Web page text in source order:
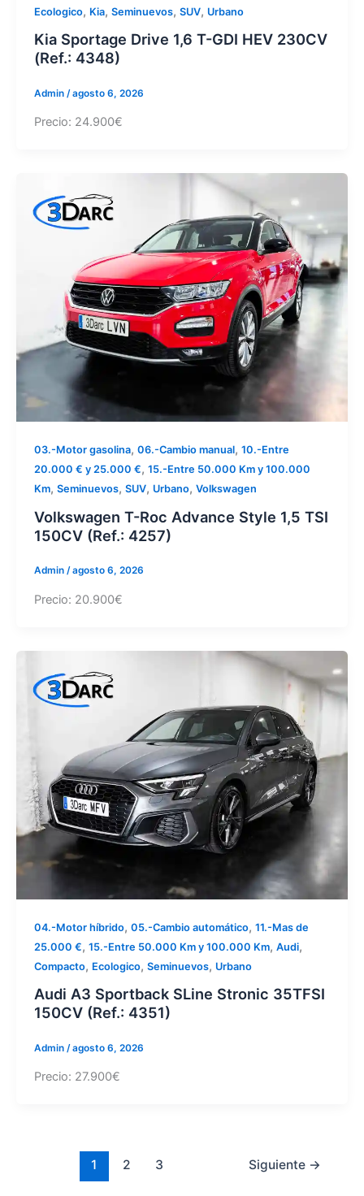
Ecologico, Kia, Seminuevos, SUV, Urbano
Kia Sportage Drive 1,6 T-GDI HEV 230CV
(Ref.: 4348)
Admin /agosto 6, 2026
Precio: 24.900€
03.-Motor gasolina, 06.-Cambio manual, 10.-Entre
20.000 € y 25.000 €, 15.-Entre 50.000 Km y 100.000
Km, Seminuevos, SUV, Urbano, Volkswagen
Volkswagen T-Roc Advance Style 1,5 TSI
150CV (Ref.: 4257)
Admin /agosto 6, 2026
Precio: 20.900€
04.-Motor híbrido, 05.-Cambio automático, 11.-Mas de
25.000 €, 15.-Entre 50.000 Km y 100.000 Km, Audi,
Compacto, Ecologico, Seminuevos, Urbano
Audi A3 Sportback SLine Stronic 35TFSI
150CV (Ref.: 4351)
Admin /agosto 6, 2026
Precio: 27.900€
1 2 3 Siguiente →